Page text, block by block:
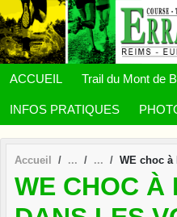
ACCUEIL Trail du Mont de
INFOS PRATIQUES
Accueil WE choc à
WE CHOC À
Panneau de gestion des